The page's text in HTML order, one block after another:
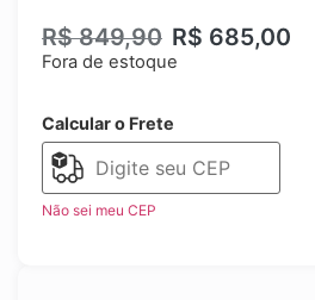
R$849,90 R$ 685,00
Fora de estoque
Calcular o Frete
Não sei meu CEP